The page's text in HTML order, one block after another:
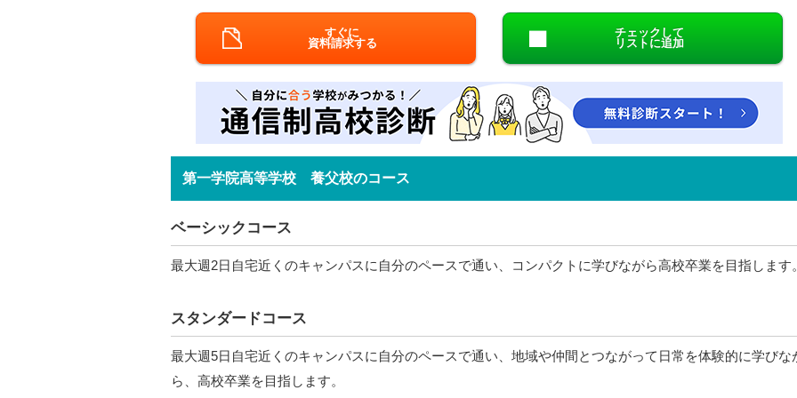
すぐに
資料請求する
チェックして
リストに追加
第一学院高等学校 養父校のコース
ベーシックコース
最大週2日自宅近くのキャンパスに自分のペースで通い、コンパクトに学びながら高校卒業を目指します
スタンダードコース
最大週5日自宅近くのキャンパスに自分のペースで通い、地域や仲間とつながって日常を体験的に学びな
ら、高校卒業を目指します。